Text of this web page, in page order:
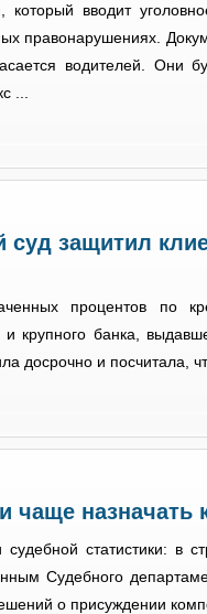
который вводит
правонарушениях.
водителей. Они
...
защитил
процентов по
и крупного банка,
досрочно и посчитала,
чаще назначать
судебной статистики: в
Судебного
о присуждении